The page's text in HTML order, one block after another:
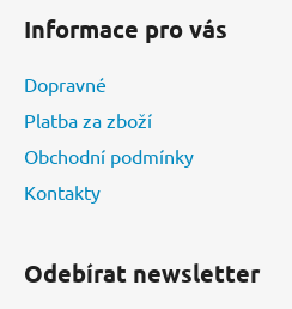
Informace pro vás
Dopravné
Platba za zboží
Obchodní podmínky
Kontakty
Odebírat newsletter